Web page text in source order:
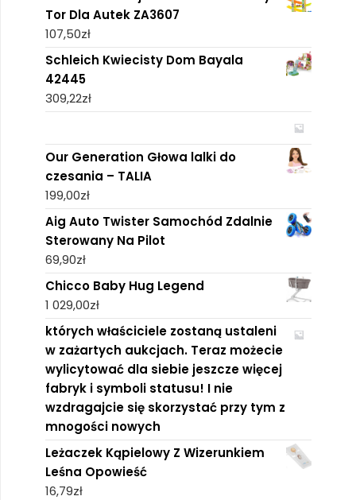
Tor Dla Autek ZA3607
107,50zł
Schleich Kwiecisty Dom Bayala
42445
309,22zł
Our Generation Głowa lalki do
czesania – TALIA
199,00zł
Aig Auto Twister Samochód Zdalnie
Sterowany Na Pilot
69,90zł
Chicco Baby Hug Legend
1 029,00zł
których właściciele zostaną ustaleni
w zażartych aukcjach. Teraz możecie
wylicytować dla siebie jeszcze więcej
fabryk i symboli statusu! I nie
wzdragajcie się skorzystać przy tym z
mnogości nowych
Leżaczek Kąpielowy Z Wizerunkiem
Leśna Opowieść
16,79zł